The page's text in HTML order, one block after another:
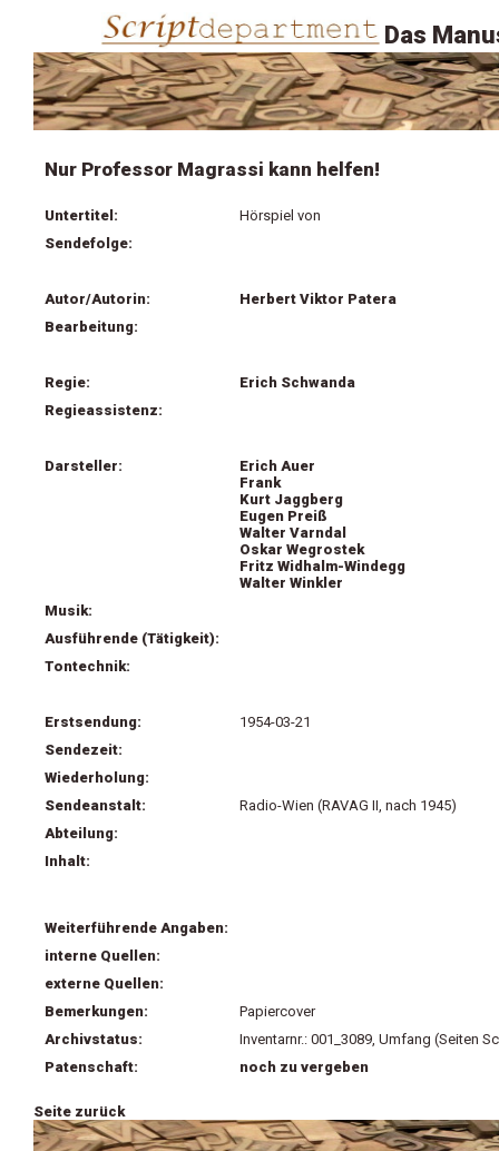
Das
Nur Professor Magrassi kann helfen!
Untertitel:
Hörspiel von
Sendefolge:
Autor/Autorin:
Herbert Viktor Patera
Bearbeitung:
Regie:
Erich Schwanda
Regieassistenz:
Darsteller:
Erich Auer
Frank
Kurt Jaggberg
Eugen Preiß
Walter Varndal
Oskar Wegrostek
Fritz Widhalm-Windegg
Walter Winkler
Musik:
Ausführende (Tätigkeit):
Tontechnik:
Erstsendung:
1954-03-21
Sendezeit:
Wiederholung:
Sendeanstalt:
Radio-Wien (RAVAG II, nach 1945)
Abteilung:
Inhalt:
Weiterführende Angaben:
interne Quellen:
externe Quellen:
Bemerkungen:
Papiercover
Archivstatus:
Inventarnr.: 001_3089, Umfang (Seiten
Patenschaft:
noch zu vergeben
Seite zurück